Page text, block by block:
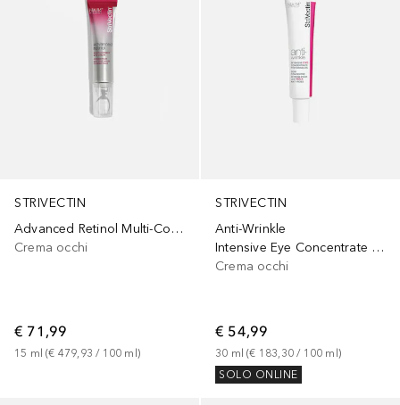
STRIVECTIN
Advanced Retinol Multi-Correct Eye Cream
Crema occhi
€ 71,99
15 ml (€ 479,93 / 100 ml )
STRIVECTIN
Anti-Wrinkle
Intensive Eye Concentrate for Wrinkles PLUS
Crema occhi
€ 54,99
30 ml (€ 183,30 / 100 ml)
SOLO ONLINE